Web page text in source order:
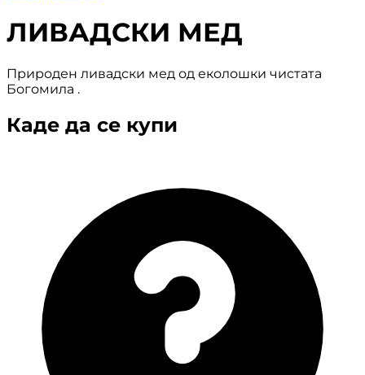
ЛИВАДСКИ МЕД
Природен ливадски мед од еколошки чистата
Богомила .
Каде да се купи